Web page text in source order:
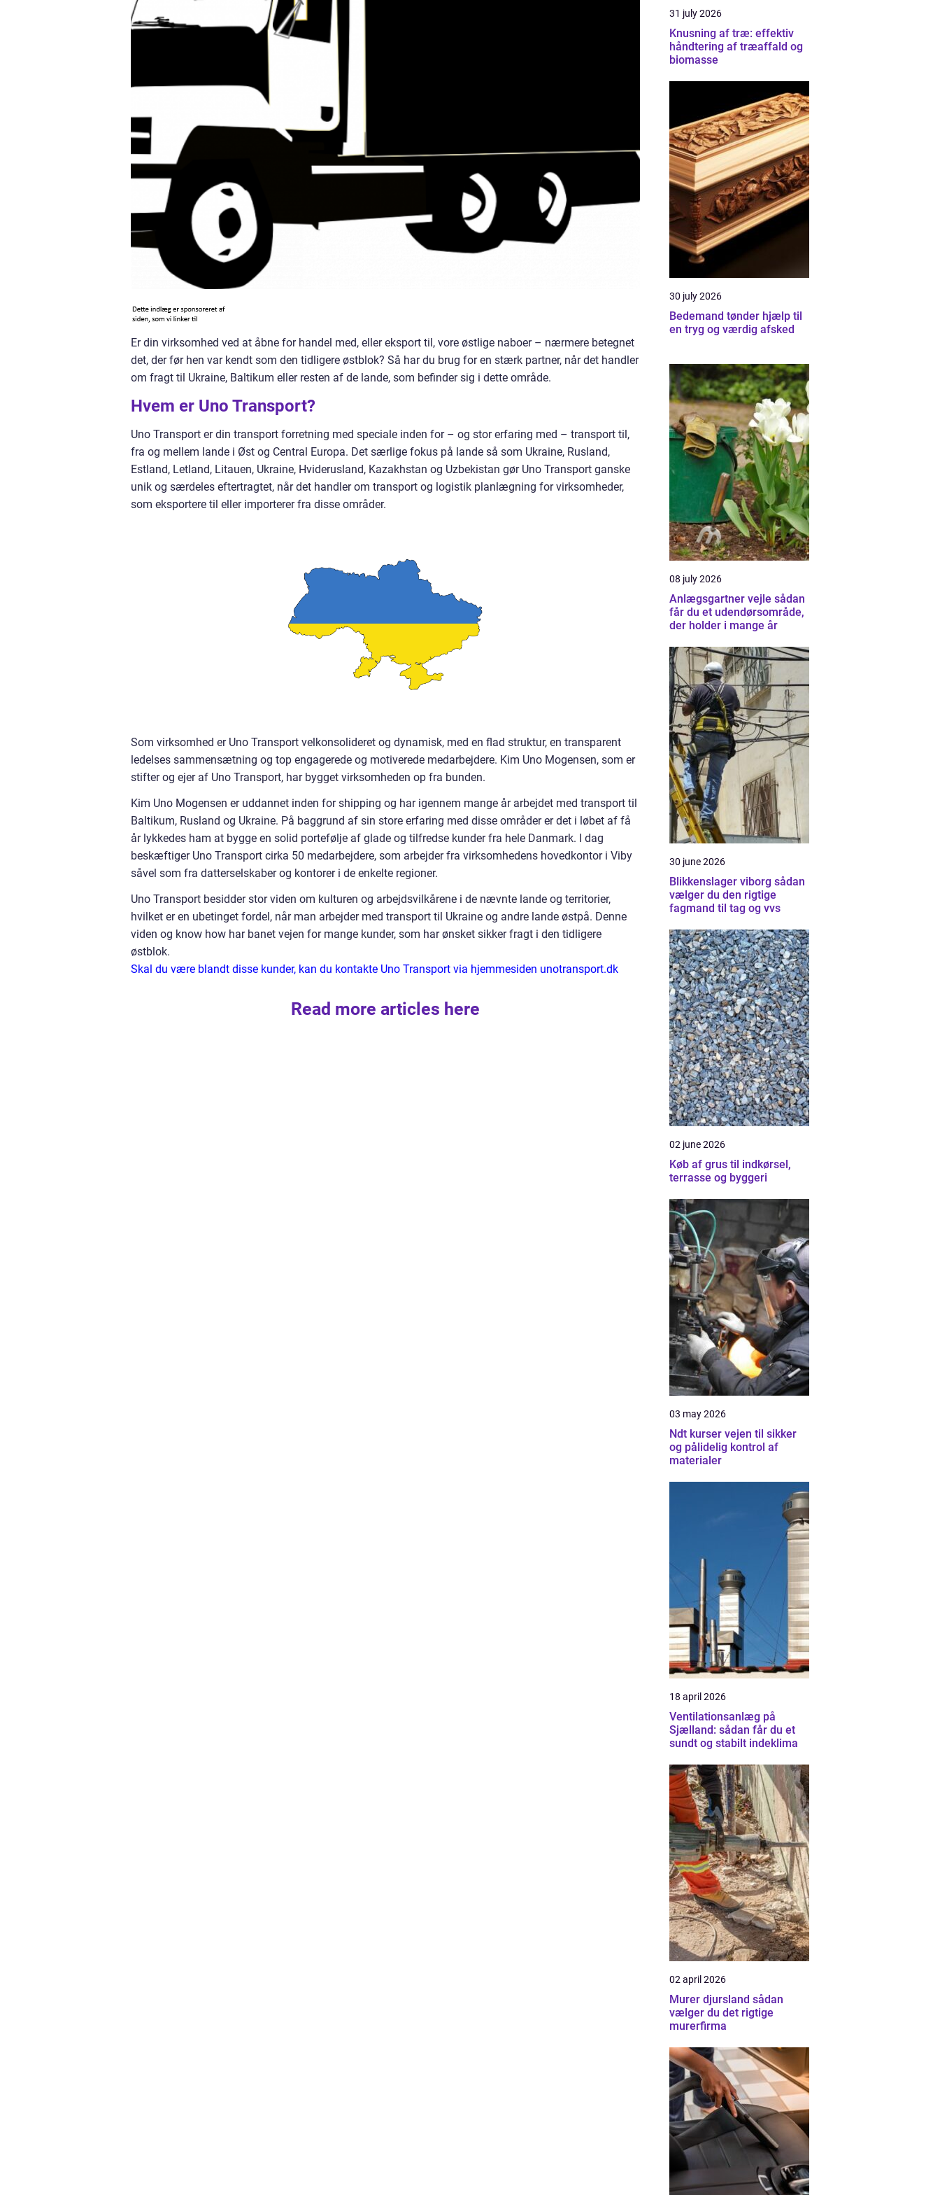
Er din virksomhed ved at åbne for handel med, eller eksport til, vore østlige naboer – nærmere betegnet
det, der før hen var kendt som den tidligere østblok? Så har du brug for en stærk partner, når det handler
om fragt til Ukraine, Baltikum eller resten af de lande, som befinder sig i dette område.
Hvem er Uno Transport?
Uno Transport er din transport forretning med speciale inden for – og stor erfaring med – transport til,
fra og mellem lande i Øst og Central Europa. Det særlige fokus på lande så som Ukraine, Rusland,
Estland, Letland, Litauen, Ukraine, Hviderusland, Kazakhstan og Uzbekistan gør Uno Transport ganske
unik og særdeles eftertragtet, når det handler om transport og logistik planlægning for virksomheder,
som eksportere til eller importerer fra disse områder.
Som virksomhed er Uno Transport velkonsolideret og dynamisk, med en flad struktur, en transparent
ledelses sammensætning og top engagerede og motiverede medarbejdere. Kim Uno Mogensen, som er
stifter og ejer af Uno Transport, har bygget virksomheden op fra bunden.
Kim Uno Mogensen er uddannet inden for shipping og har igennem mange år arbejdet med transport til
Baltikum, Rusland og Ukraine. På baggrund af sin store erfaring med disse områder er det i løbet af få
år lykkedes ham at bygge en solid portefølje af glade og tilfredse kunder fra hele Danmark. I dag
beskæftiger Uno Transport cirka 50 medarbejdere, som arbejder fra virksomhedens hovedkontor i Viby
såvel som fra datterselskaber og kontorer i de enkelte regioner.
Uno Transport besidder stor viden om kulturen og arbejdsvilkårene i de nævnte lande og territorier,
hvilket er en ubetinget fordel, når man arbejder med transport til Ukraine og andre lande østpå. Denne
viden og know how har banet vejen for mange kunder, som har ønsket sikker fragt i den tidligere
østblok.
Skal du være blandt disse kunder, kan du kontakte Uno Transport via hjemmesiden unotransport.dk
Read more articles here
31 july 2026
Knusning af træ: effektiv
håndtering af træaffald og
biomasse
30 july 2026
Bedemand tønder hjælp til
en tryg og værdig afsked
08 july 2026
Anlægsgartner vejle sådan
får du et udendørsområde,
der holder i mange år
30 june 2026
Blikkenslager viborg sådan
vælger du den rigtige
fagmand til tag og vvs
02 june 2026
Køb af grus til indkørsel,
terrasse og byggeri
03 may 2026
Ndt kurser vejen til sikker
og pålidelig kontrol af
materialer
18 april 2026
Ventilationsanlæg på
Sjælland: sådan får du et
sundt og stabilt indeklima
02 april 2026
Murer djursland sådan
vælger du det rigtige
murerfirma